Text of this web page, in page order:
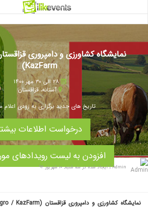
KazFarm)
۲۸ الی ۳۰ مهر ۱۴۰۰
آستانه،قزاقستان
تاریخ های جدید برگزاری به زودی
درخواست اطلاعات
افزودن به لیست رویدادهای
Admin
| ایجاد شده در سه شنبه, ۱۰ شهریور ۹۴
نمایشگاه کشاورزی و دامپروری قزاقستان (KazAgro / KazFarm)